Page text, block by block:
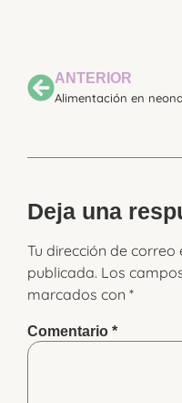
ANTERIOR
Deja una
Tu dirección de
publicada. Los
marcados con *
Comentario *